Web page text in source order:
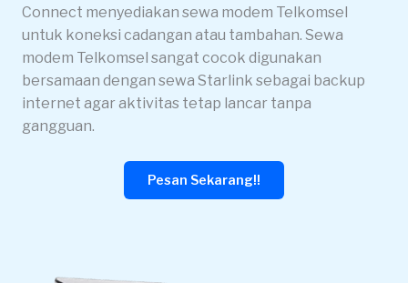
Connect menyediakan sewa modem Telkomsel
untuk koneksi cadangan atau tambahan. Sewa
modem Telkomsel sangat cocok digunakan
bersamaan dengan sewa Starlink sebagai backup
internet agar aktivitas tetap lancar tanpa
gangguan.
Pesan Sekarang!!